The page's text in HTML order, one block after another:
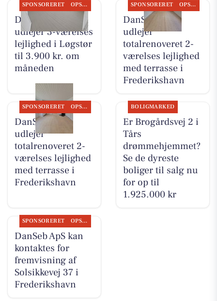
SPONSORERET OPSLAGSTAVLEN
DanSeb ApS
udlejer 3-værelses
lejlighed i Løgstør
til 3.900 kr. om
måneden
SPONSORERET OPSLAGSTAVLEN
DanSeb ApS
udlejer
totalrenoveret 2-
værelses lejlighed
med terrasse i
Frederikshavn
SPONSORERET OPSLAGSTAVLEN
DanSeb ApS
udlejer
totalrenoveret 2-
værelses lejlighed
med terrasse i
Frederikshavn
BOLIGMARKED
Er Brogårdsvej 2 i
Tårs
drømmehjemmet?
Se de dyreste
boliger til salg nu
for op til
1.925.000 kr
SPONSORERET OPSLAGSTAVLEN
DanSeb ApS kan
kontaktes for
fremvisning af
Solsikkevej 37 i
Frederikshavn